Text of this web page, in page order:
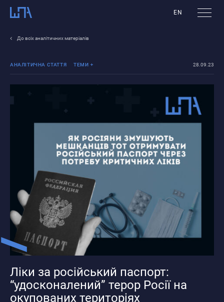
EN
До всіх аналітичних матеріалів
АНАЛІТИЧНА СТАТТЯ ТЕМИ 28.09.23
Ліки за російський паспорт:
“удосконалений” терор Росії на
окупованих територіях